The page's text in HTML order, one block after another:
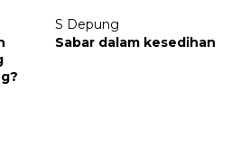
S Depung
Sabar dalam kesedihan